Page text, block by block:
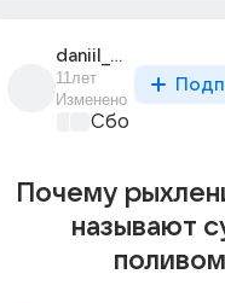
daniil_kulak_6
11лет
Изменено
Сборная
Почему
называют